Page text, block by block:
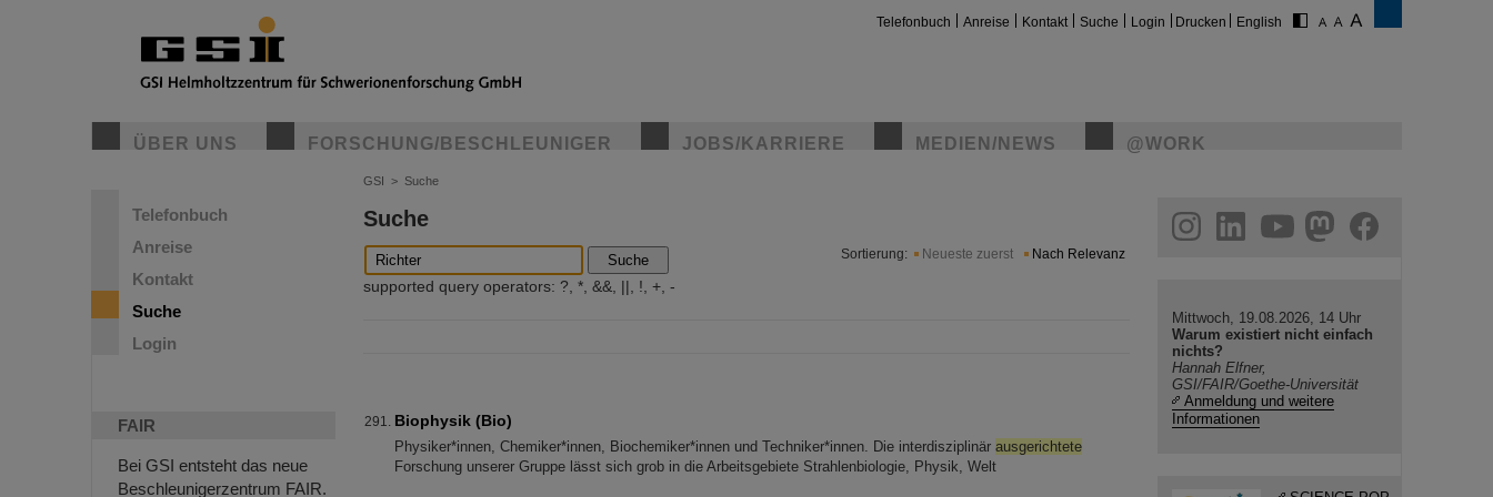
Telefonbuch Anreise Kontakt Suche Login Drucken English
ÜBER UNS FORSCHUNG/BESCHLEUNIGER JOBS/KARRIERE MEDIEN/NEWS @WORK
Telefonbuch
Anreise
Kontakt
Suche
Login
FAIR
Bei GSI entsteht das neue
Beschleunigerzentrum FAIR.
GSI > Suche
Suche
Suche
supported query operators: ?, *, &&, ||, !, +, -
Sortierung: Neueste zuerst Nach Relevanz
Biophysik (Bio)
Physiker*innen, Chemiker*innen, Biochemiker*innen und Techniker*innen. Die interdisziplinär ausgerichtete
Forschung unserer Gruppe lässt sich grob in die Arbeitsgebiete Strahlenbiologie, Physik, Welt
helmholtz.social
facebook
Mittwoch, 19.08.2026, 14 Uhr
Warum existiert nicht einfach
nichts?
Hannah Elfner,
GSI/FAIR/Goethe-Universität
Anmeldung und weitere
Informationen